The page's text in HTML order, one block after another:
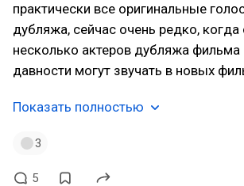
практически все оригинальные
дубляжа, сейчас очень редко, когда
несколько актеров дубляжа фильма
давности могут звучать в новых
Показать полностью
3
5